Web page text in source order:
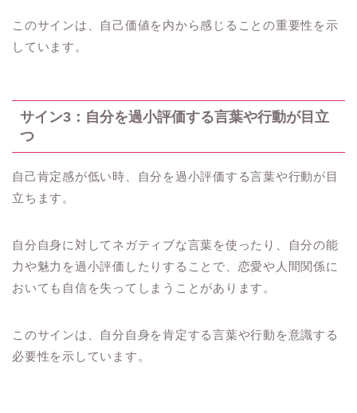
このサインは、自己価値を内から感じることの重要性を示
しています。
サイン3：自分を過小評価する言葉や行動が目立
つ
自己肯定感が低い時、自分を過小評価する言葉や行動が目
立ちます。
自分自身に対してネガティブな言葉を使ったり、自分の能
力や魅力を過小評価したりすることで、恋愛や人間関係に
おいても自信を失ってしまうことがあります。
このサインは、自分自身を肯定する言葉や行動を意識する
必要性を示しています。